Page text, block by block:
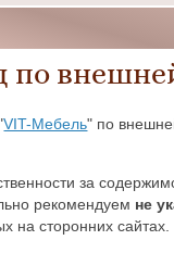
по
VIT-Мебель" по
за
рекомендуем не
на сторонних сайтах.